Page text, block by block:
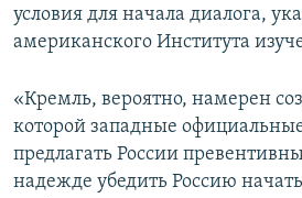
условия для начала диалога,
американского Института
«Кремль, вероятно, намерен
которой западные
предлагать России
надежде убедить Россию